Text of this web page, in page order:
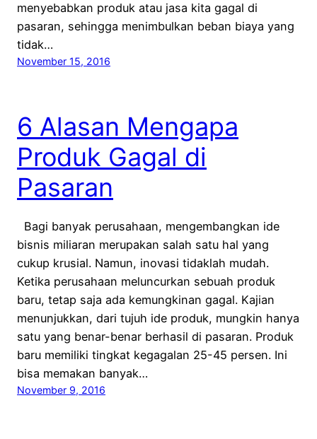
menyebabkan produk atau jasa kita gagal di
pasaran, sehingga menimbulkan beban biaya yang
tidak…
November 15, 2016
6 Alasan Mengapa
Produk Gagal di
Pasaran
Bagi banyak perusahaan, mengembangkan ide
bisnis miliaran merupakan salah satu hal yang
cukup krusial. Namun, inovasi tidaklah mudah.
Ketika perusahaan meluncurkan sebuah produk
baru, tetap saja ada kemungkinan gagal. Kajian
menunjukkan, dari tujuh ide produk, mungkin hanya
satu yang benar-benar berhasil di pasaran. Produk
baru memiliki tingkat kegagalan 25-45 persen. Ini
bisa memakan banyak…
November 9, 2016